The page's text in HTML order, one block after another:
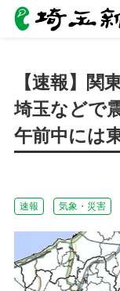
【速報】
埼玉などで
午前中には
速報 気象・災害